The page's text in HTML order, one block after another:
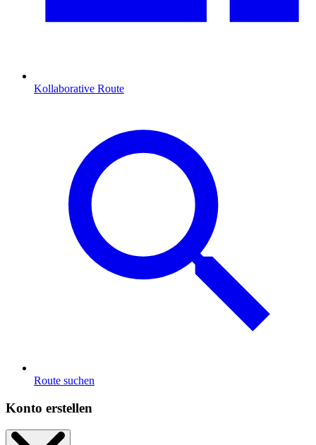
Kollaborative Route
Route suchen
Konto erstellen